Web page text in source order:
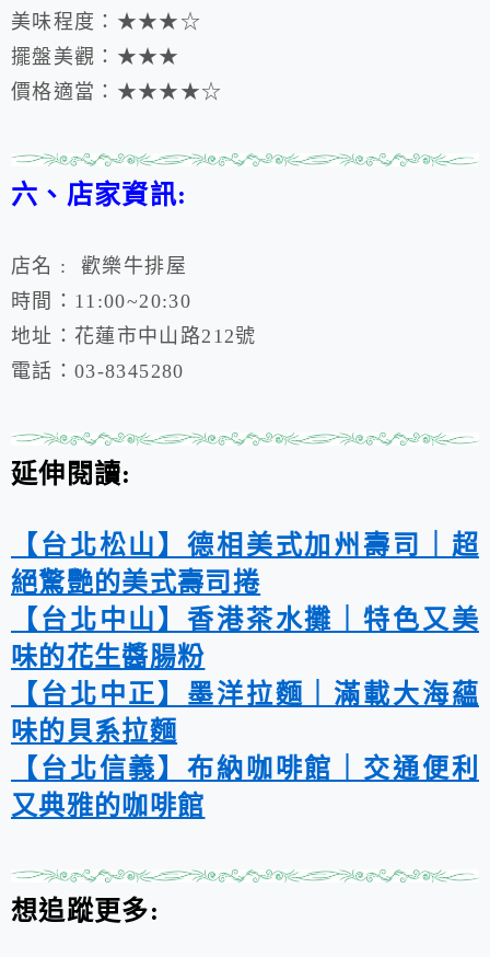
美味程度： ★★★ ☆
擺盤美觀： ★★★
價格適當： ★★★ ★☆
六、店家資訊:
店名 : 歡樂牛排屋
時間： 11:00~20:30
地址：花蓮市中山路212號
電話：03-8345280
延伸閱讀:
【台北松山】德相美式加州壽司｜超
絕驚艷的美式壽司捲
【台北中山】香港茶水攤｜特色又美
味的花生醬腸粉
【台北中正】墨洋拉麵｜滿載大海蘊
味的貝系拉麵
【台北信義】布納咖啡館｜交通便利
又典雅的咖啡館
想追蹤更多: